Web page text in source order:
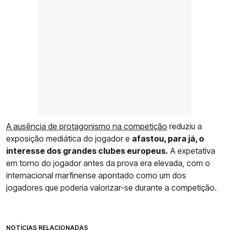
A ausência de protagonismo na competição reduziu a
exposição mediática do jogador e afastou, para já, o
interesse dos grandes clubes europeus. A expetativa
em torno do jogador antes da prova era elevada, com o
internacional marfinense apontado como um dos
jogadores que poderia valorizar-se durante a competição.
NOTÍCIAS RELACIONADAS